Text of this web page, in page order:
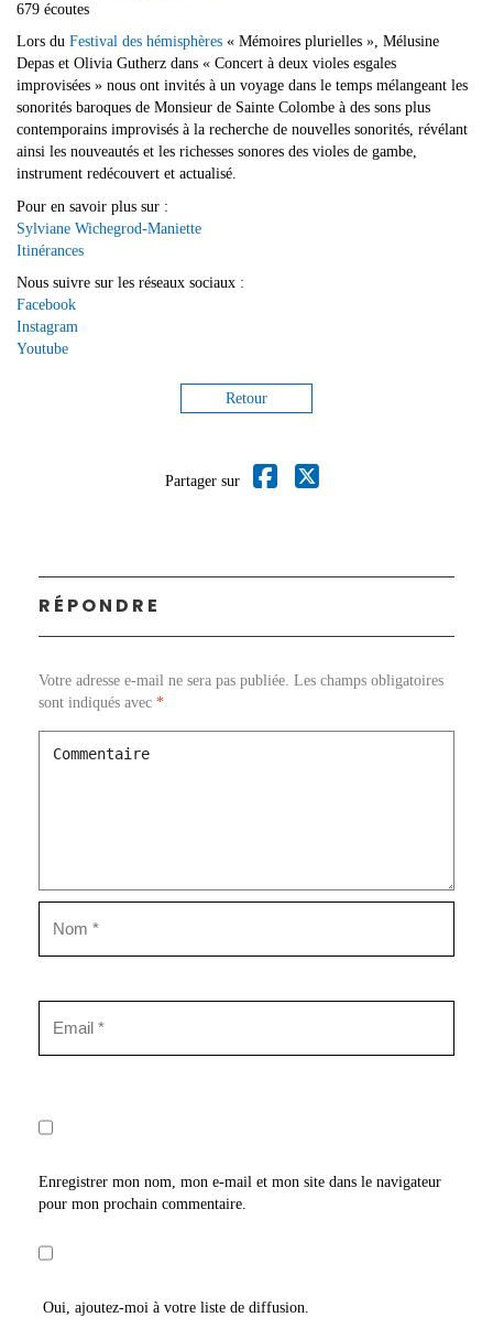
679 écoutes
Lors du Festival des hémisphères « Mémoires plurielles », Mélusine
Depas et Olivia Gutherz dans « Concert à deux violes esgales
improvisées » nous ont invités à un voyage dans le temps mélangeant les
sonorités baroques de Monsieur de Sainte Colombe à des sons plus
contemporains improvisés à la recherche de nouvelles sonorités, révélant
ainsi les nouveautés et les richesses sonores des violes de gambe,
instrument redécouvert et actualisé.
Pour en savoir plus sur :
Sylviane Wichegrod-Maniette
Itinérances
Nous suivre sur les réseaux sociaux :
Facebook
Instagram
Youtube
Retour
Partager sur
RÉPONDRE
Votre adresse e-mail ne sera pas publiée. Les champs obligatoires
sont indiqués avec *
Enregistrer mon nom, mon e-mail et mon site dans le navigateur
pour mon prochain commentaire.
Oui, ajoutez-moi à votre liste de diffusion.